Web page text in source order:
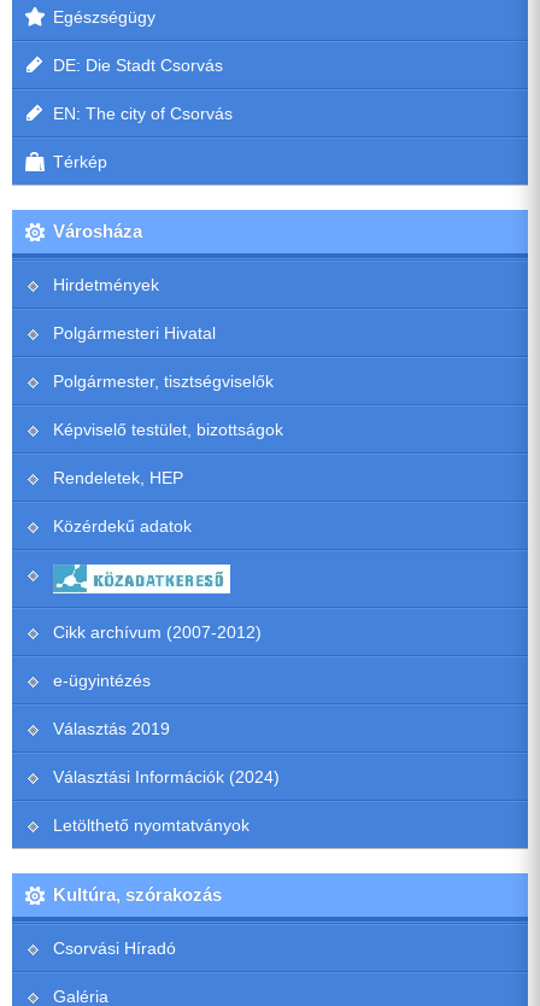
Egészségügy
DE: Die Stadt Csorvás
EN: The city of Csorvás
Térkép
Városháza
Hirdetmények
Polgármesteri Hivatal
Polgármester, tisztségviselők
Képviselő testület, bizottságok
Rendeletek, HEP
Közérdekű adatok
Cikk archívum (2007-2012)
e-ügyintézés
Választás 2019
Választási Információk (2024)
Letölthető nyomtatványok
Kultúra, szórakozás
Csorvási Híradó
Galéria